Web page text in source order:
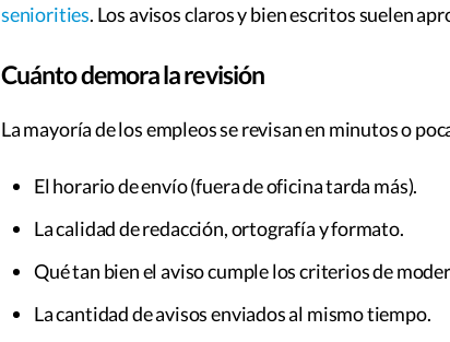
seniorities. Los avisos claros y bien escritos suelen
Cuánto demora la revisión
La mayoría de los empleos se revisan en minutos o
El horario de envío (fuera de oficina tarda más).
La calidad de redacción, ortografía y formato.
Qué tan bien el aviso cumple los criterios de
La cantidad de avisos enviados al mismo tiempo.